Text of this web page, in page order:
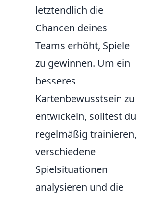
letztendlich die
Chancen deines
Teams erhöht, Spiele
zu gewinnen. Um ein
besseres
Kartenbewusstsein zu
entwickeln, solltest du
regelmäßig trainieren,
verschiedene
Spielsituationen
analysieren und die